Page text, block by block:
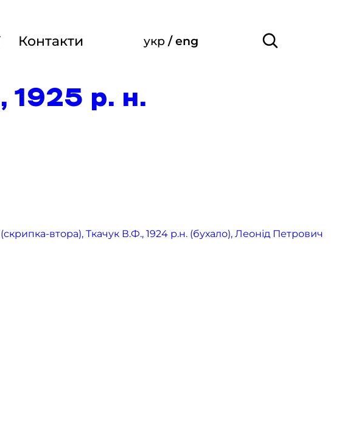
Контакти укр / eng
1925 р. н.
втора), Ткачук В.Ф., 1924 р.н. (бухало), Леонід Петрович